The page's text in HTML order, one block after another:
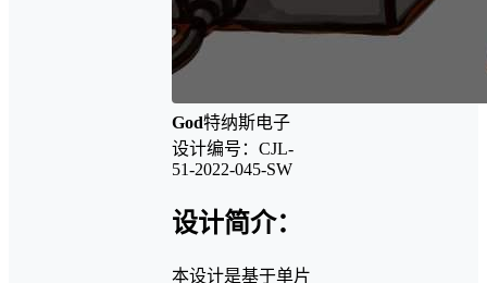
God特纳斯电子
设计编号：CJL-
51-2022-045-SW
设计简介：
本设计是基于单片